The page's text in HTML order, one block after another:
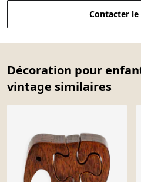
Contacter
Décoration pour
vintage similaires